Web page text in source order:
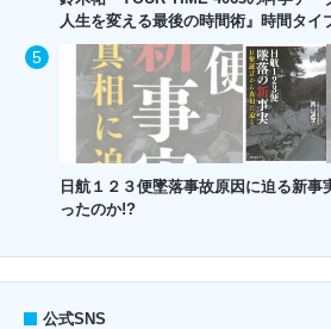
人生を変える最後の時間術』時間タイ
日航１２３便墜落事故原因に迫る新
ったのか!?
公式SNS